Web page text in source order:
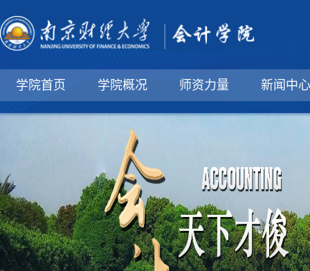
学院首页 学院概况 师资力量 新闻中心